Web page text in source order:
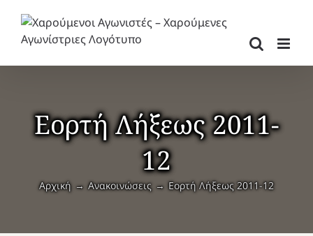
περιεχόμενο
Εορτή Λήξεως 2011-
12
Αρχική Ανακοινώσεις Εορτή Λήξεως 2011-12